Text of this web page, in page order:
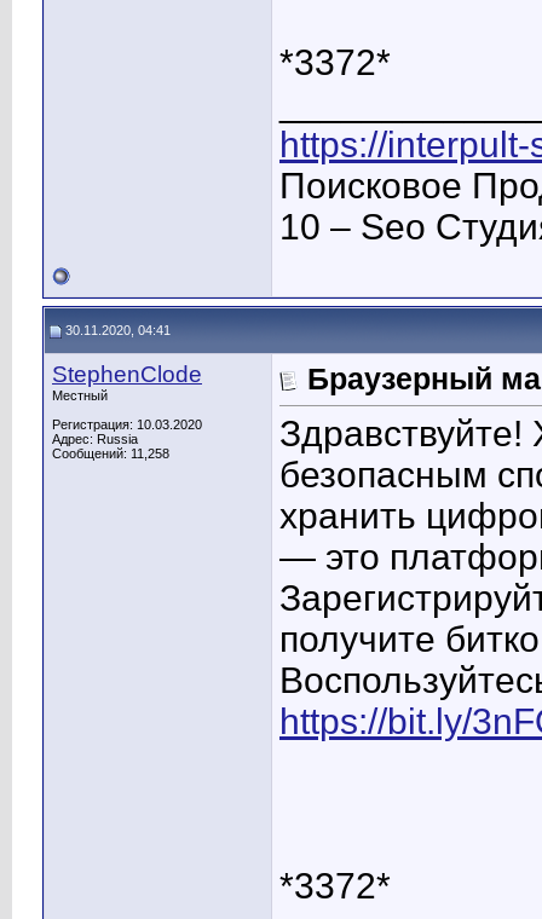
*3372*
https://
Поисковое
10 – Seo
30.11.2020, 04:41
StephenClode
Местный
Регистрация: 10.03.2020
Адрес: Russia
Сообщений: 11,258
Браузерный
безопасным
хранить
— это
получите
https://bit.ly/
*3372*